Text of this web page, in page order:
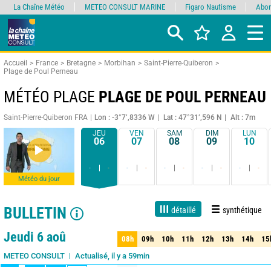
Accueil France Bretagne Morbihan
Saint-Pierre-Quiberon
Plage de Poul Perneau
MÉTÉO PLAGE PLAGE DE POUL PERNEAU
Saint-Pierre-Quiberon FRA Lon : -3°7’,8336 W Lat : 47°31’,596 N Alt : 7m
Météo du jour
JEU
06
- -
VEN
07
- -
SAM
08
- -
DIM
09
- -
LUN
10
- -
BULLETIN détaillé synthétique
Live 1 jour 3 jours 15 jours Fiabilité 80%
Jeudi 6 aoû
METEO CONSULT Actualisé, il y a 59min
08h 09h 10h 11h 12h 13h 14h
08h 09h 10h 11h 12h 13h 14h
La Chaîne Météo METEO CONSULT MARINE Figaro Nautisme